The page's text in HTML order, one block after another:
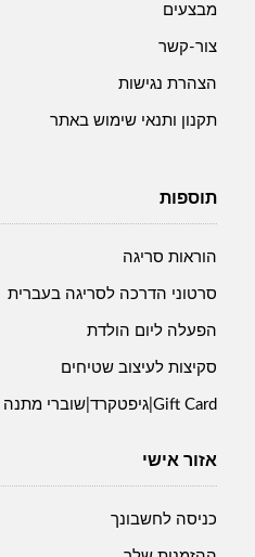
מבצעים
צור-קשר
הצהרת נגישות
תקנון ותנאי שימוש באתר
תוספות
הוראות סריגה
סרטוני הדרכה לסריגה בעברית
הפעלה ליום הולדת
סקיצות לעיצוב שטיחים
Gift Card|גיפטקרד|שוברי מתנה
אזור אישי
כניסה לחשבונך